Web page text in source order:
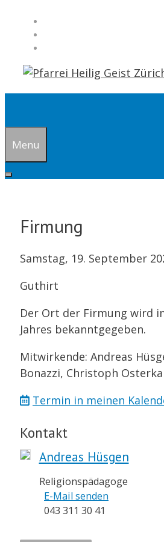
Inhalt
Menu
Firmung
Samstag, 19. September
Guthirt
Der Ort der Firmung wird
Jahres bekanntgegeben.
Mitwirkende: Andreas
Bonazzi, Christoph
Termin in meinen
Kontakt
Andreas Hüsgen
Religionspädagoge
E-Mail senden
043 311 30 41